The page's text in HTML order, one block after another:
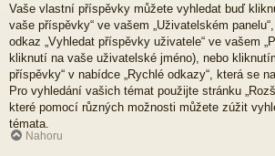
Vaše vlastní příspěvky můžete vyhledat buď
vaše příspěvky“ ve vašem „Uživatelském
odkaz „Vyhledat příspěvky uživatele“ ve vašem
kliknutí na vaše uživatelské jméno), nebo
příspěvky“ v nabídce „Rychlé odkazy“, která se
Pro vyhledání vašich témat použijte stránku
které pomocí různých možnosti můžete zúžit
témata.
Nahoru